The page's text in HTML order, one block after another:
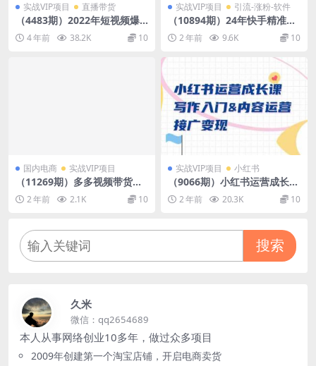
实战VIP项目 直播带货
（4483期）2022年短视频爆
单训练营线上课：直播带货
+实操盈利（62节视频课)
4 年前 38.2K 10
实战VIP项目 引流-涨粉-软件
（10894期）24年快手精准引
流术5.0，高效率引流实战方
法，轻松日引500+创业粉
2 年前 9.6K 10
国内电商 实战VIP项目
（11269期）多多视频带货：
上月搞了1.68万，无脑搬运就
行了2 年前 2.1K 10
实战VIP项目 小红书
（9066期）小红书运营成长
课，写作入门&内容运营&接
广变现【文档课】
2 年前 20.3K 10
搜索
久米
微信：qq2654689
本人从事网络创业10多年，做过众多项目
2009年创建第一个淘宝店铺，开启电商卖货